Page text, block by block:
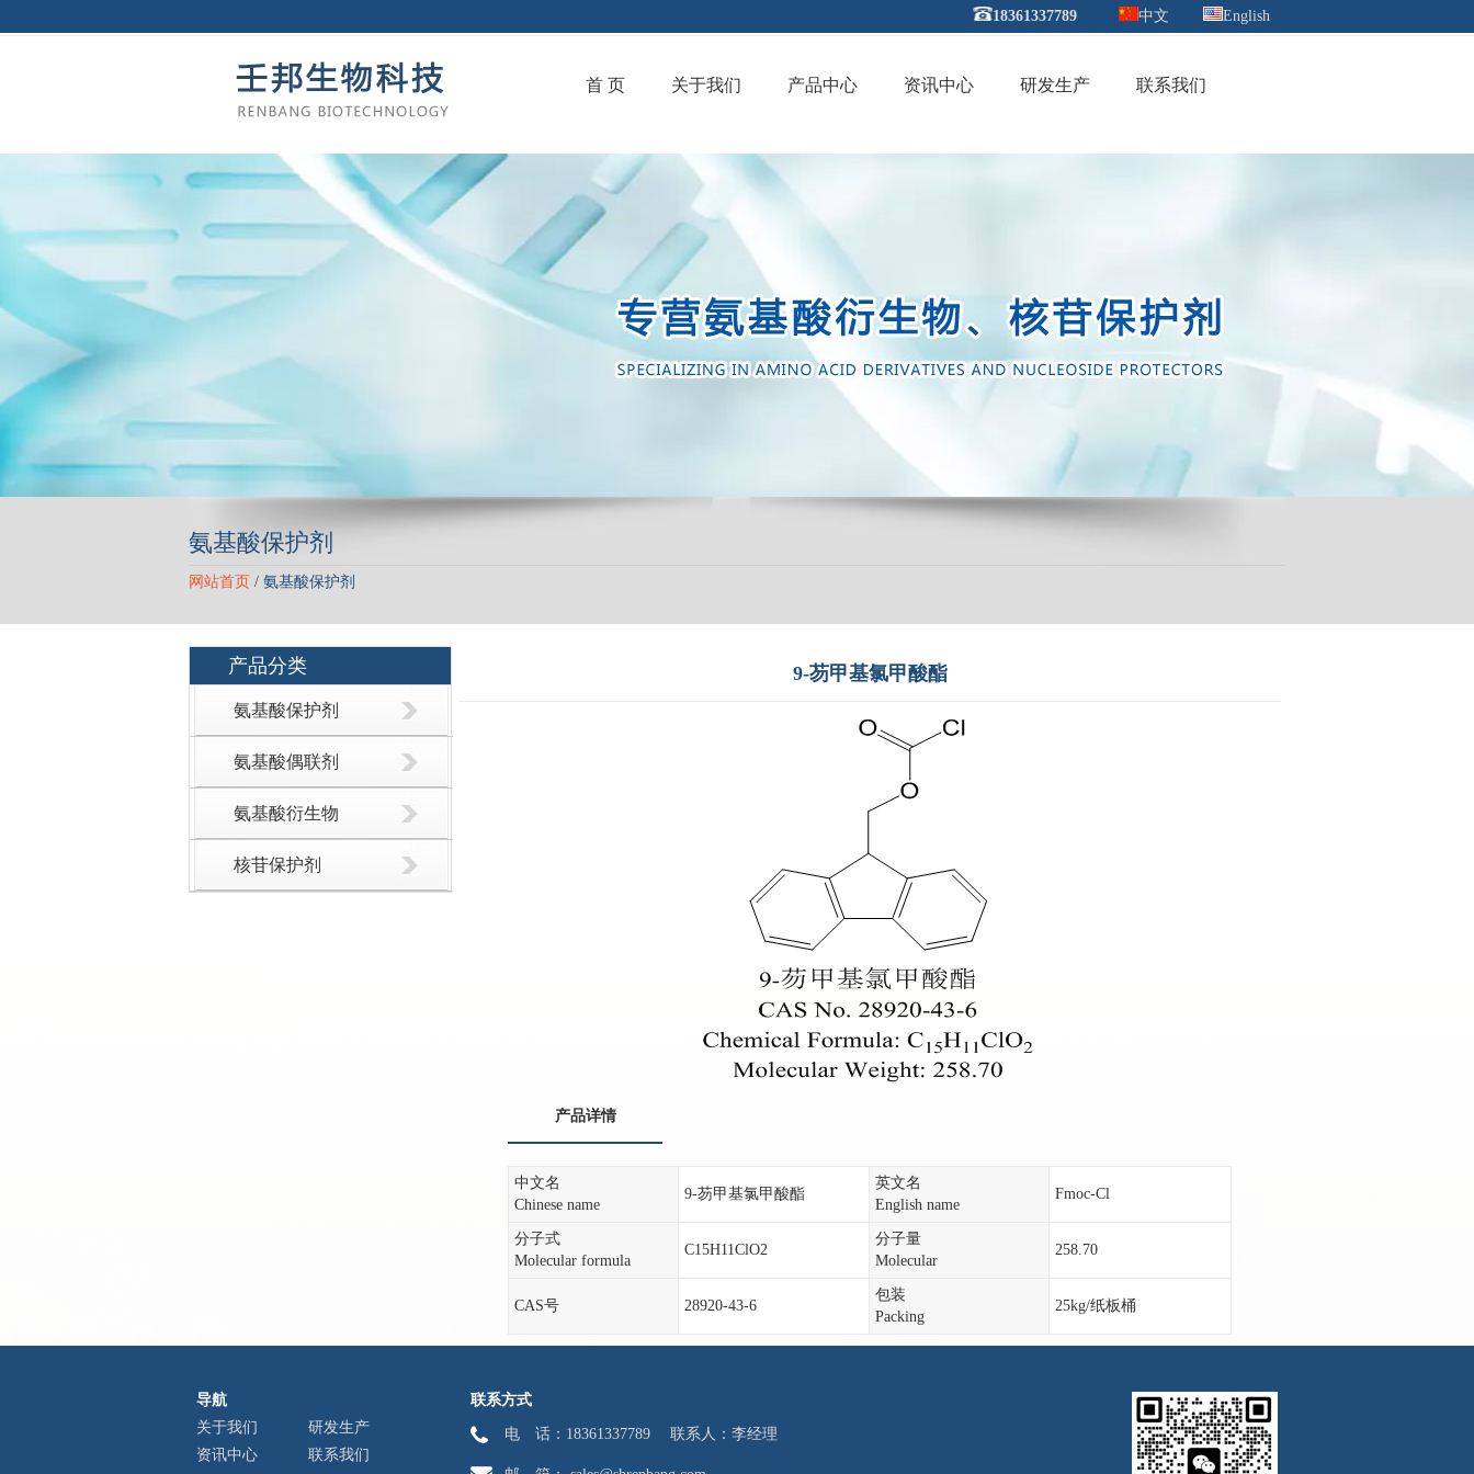
18361337789 中文 English
首 页 关于我们 产品中心 资讯中心 研发生产 联系我们
氨基酸保护剂
网站首页 / 氨基酸保护剂
产品分类
氨基酸保护剂
氨基酸偶联剂
氨基酸衍生物
核苷保护剂
9-芴甲基氯甲酸酯
产品详情
中文名
Chinese name
9-芴甲基氯甲酸酯
英文名
English name
Fmoc-Cl
分子式
Molecular formula
C15H11ClO2
分子量
Molecular
258.70
CAS号 28920-43-6
包装
Packing
25kg/纸板桶
导航
关于我们
研发生产
资讯中心
联系我们
联系方式
电 话：18361337789 联系人：李经理